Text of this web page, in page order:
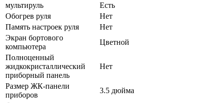
мультируль
Есть
Обогрев руля
Нет
Память настроек руля
Нет
Экран бортового
компьютера
Цветной
Полноценный
жидкокристаллический
приборный панель
Нет
Размер ЖК-панели
приборов
3.5 дюйма